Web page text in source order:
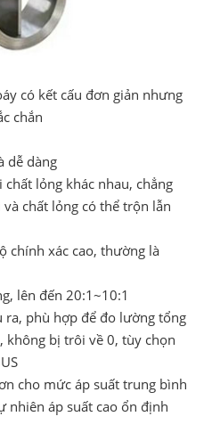
có kết cấu đơn giản nhưng
chắn
dễ dàng
lỏng khác nhau, chẳng
chất lỏng có thể trộn lẫn
chính xác cao, thường là
lên đến 20:1~10:1
ra, phù hợp để đo lường tổng
không bị trôi về 0, tùy chọn
cho mức áp suất trung bình
nhiên áp suất cao ổn định